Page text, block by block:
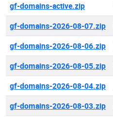
gf-domains-active.zip
gf-domains-2026-08-07.zip
gf-domains-2026-08-06.zip
gf-domains-2026-08-05.zip
gf-domains-2026-08-04.zip
gf-domains-2026-08-03.zip